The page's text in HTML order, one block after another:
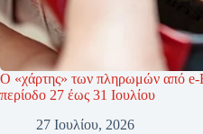
Ο «χάρτης» των πληρωμών από
περίοδο 27 έως 31 Ιουλίου
27 Ιουλίου, 2026